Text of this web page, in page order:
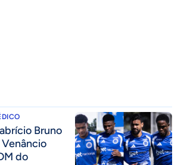
Bruno
Venâncio
do